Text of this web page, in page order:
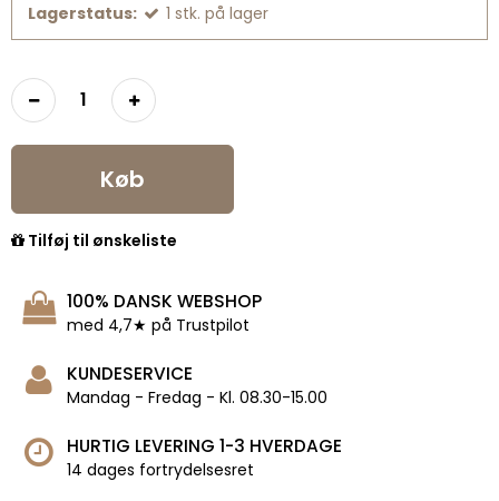
Lagerstatus: 1 stk. på lager
Køb
Tilføj til ønskeliste
HURTIG LEVERING 1-3 HVERDAGE
14 dages fortrydelsesret
KUNDESERVICE
Mandag - Fredag - Kl. 08.30-15.00
100% DANSK WEBSHOP
med 4,7★ på Trustpilot